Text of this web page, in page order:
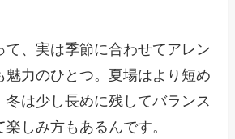
て、実は季節に合わせてアレン
魅力のひとつ。夏場はより短め
冬は少し長めに残してバランス
しみ方もあるんです。